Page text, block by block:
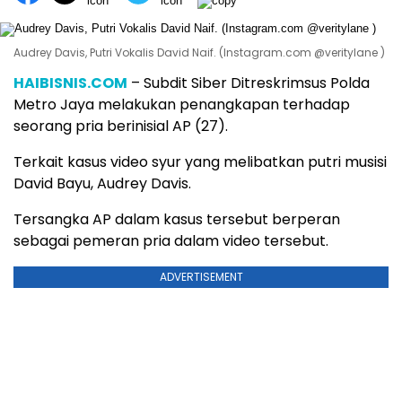
Audrey Davis, Putri Vokalis David Naif. (Instagram.com @veritylane )
HAIBISNIS.COM – Subdit Siber Ditreskrimsus Polda
Metro Jaya melakukan penangkapan terhadap
seorang pria berinisial AP (27).
Terkait kasus video syur yang melibatkan putri musisi
David Bayu, Audrey Davis.
Tersangka AP dalam kasus tersebut berperan
sebagai pemeran pria dalam video tersebut.
ADVERTISEMENT